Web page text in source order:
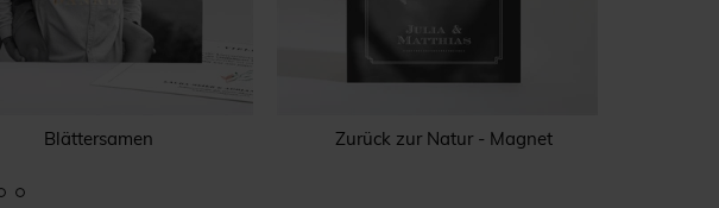
Blättersamen Zurück zur Natur - Magnet